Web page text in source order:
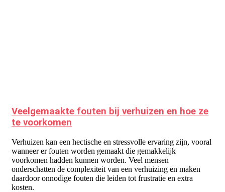
Veelgemaakte fouten bij verhuizen en hoe ze
te voorkomen
Verhuizen kan een hectische en stressvolle ervaring zijn, vooral
wanneer er fouten worden gemaakt die gemakkelijk
voorkomen hadden kunnen worden. Veel mensen
onderschatten de complexiteit van een verhuizing en maken
daardoor onnodige fouten die leiden tot frustratie en extra
kosten.